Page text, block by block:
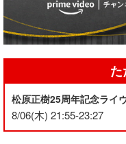
松原正樹25周年記念ライ
8/06(木) 21:55-23:27